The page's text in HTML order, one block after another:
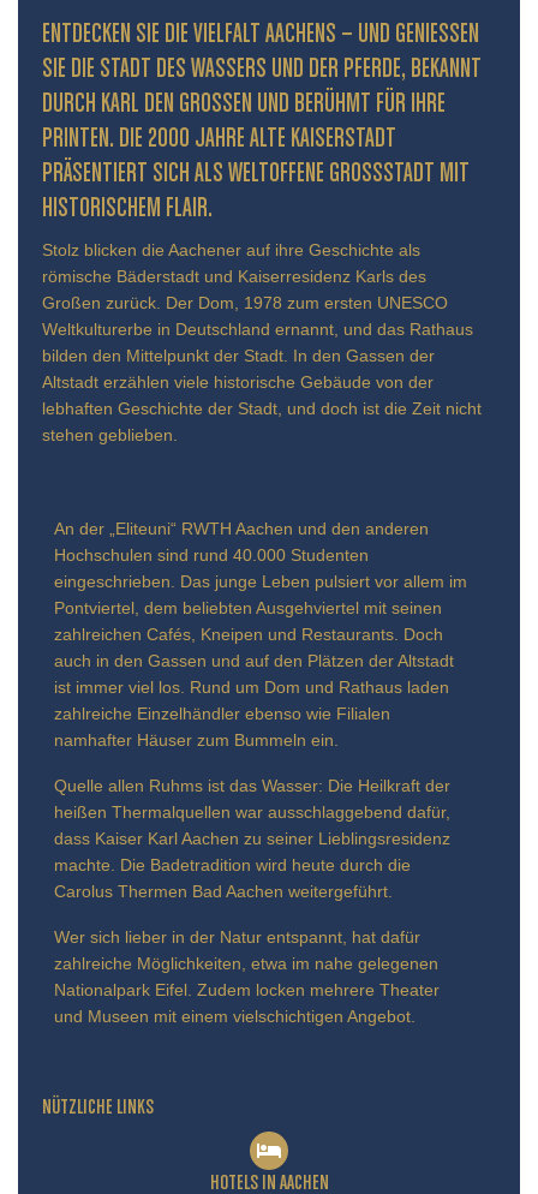
ENTDECKEN SIE DIE VIELFALT AACHENS – UND GENIESSEN S
IE DIE STADT DES WASSERS UND DER PFERDE, BEKANNT D
URCH KARL DEN GROSSEN UND BERÜHMT FÜR IHRE PR
INTEN. DIE 2000 JAHRE ALTE KAISERSTADT PR
ÄSENTIERT SICH ALS WELTOFFENE GROSSSTADT MIT HIS
TORISCHEM FLAIR.
Stolz blicken die Aachener auf ihre Geschichte als
römische Bäderstadt und Kaiserresidenz Karls des
Großen zurück. Der Dom, 1978 zum ersten UNESCO
Weltkulturerbe in Deutschland ernannt, und das Rathaus
bilden den Mittelpunkt der Stadt. In den Gassen der
Altstadt erzählen viele historische Gebäude von der
lebhaften Geschichte der Stadt, und doch ist die Zeit nicht
stehen geblieben.
An der „Eliteuni“ RWTH Aachen und den anderen
Hochschulen sind rund 40.000 Studenten
eingeschrieben. Das junge Leben pulsiert vor allem im
Pontviertel, dem beliebten Ausgehviertel mit seinen
zahlreichen Cafés, Kneipen und Restaurants. Doch
auch in den Gassen und auf den Plätzen der Altstadt
ist immer viel los. Rund um Dom und Rathaus laden
zahlreiche Einzelhändler ebenso wie Filialen
namhafter Häuser zum Bummeln ein.
Quelle allen Ruhms ist das Wasser: Die Heilkraft der
heißen Thermalquellen war ausschlaggebend dafür,
dass Kaiser Karl Aachen zu seiner Lieblingsresidenz
machte. Die Badetradition wird heute durch die
Carolus Thermen Bad Aachen weitergeführt.
Wer sich lieber in der Natur entspannt, hat dafür
zahlreiche Möglichkeiten, etwa im nahe gelegenen
Nationalpark Eifel. Zudem locken mehrere Theater
und Museen mit einem vielschichtigen Angebot.
NÜTZLICHE LINKS
HOTELS IN AACHEN